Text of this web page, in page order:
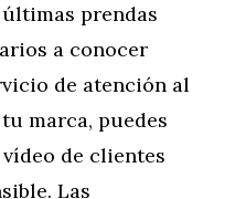
prendas
a conocer
de atención al
marca, puedes
de clientes
Las